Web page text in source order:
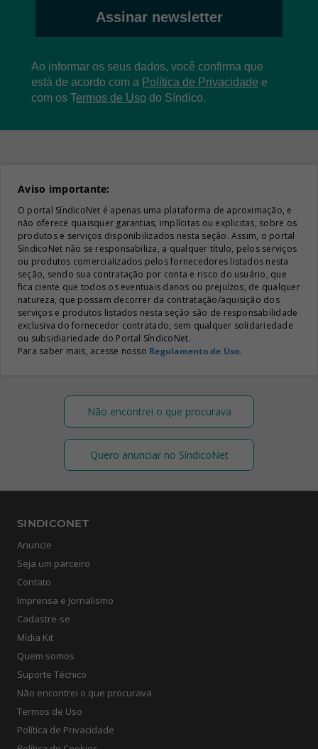
Assinar newsletter
Ao informar os seus dados, você confirma que
está de acordo com a Política de Privacidade e
com os Termos de Uso do Síndico.
Aviso importante:
O portal SíndicoNet é apenas uma plataforma de aproximação, e
não oferece quaisquer garantias, implícitas ou explicitas, sobre os
produtos e serviços disponibilizados nesta seção. Assim, o portal
SíndicoNet não se responsabiliza, a qualquer título, pelos serviços
ou produtos comercializados pelos fornecedores listados nesta
seção, sendo sua contratação por conta e risco do usuário, que
fica ciente que todos os eventuais danos ou prejuízos, de qualquer
natureza, que possam decorrer da contratação/aquisição dos
serviços e produtos listados nesta seção são de responsabilidade
exclusiva do fornecedor contratado, sem qualquer solidariedade
ou subsidiariedade do Portal SíndicoNet.
Para saber mais, acesse nosso Regulamento de Uso.
Não encontrei o que procurava
Quero anunciar no SíndicoNet
SINDICONET
Anuncie
Seja um parceiro
Contato
Imprensa e Jornalismo
Cadastre-se
Mídia Kit
Quem somos
Suporte Técnico
Não encontrei o que procurava
Termos de Uso
Política de Privacidade